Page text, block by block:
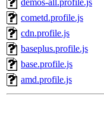
demos-all.profile.js
cometd.profile.js
cdn.profile.js
baseplus.profile.js
base.profile.js
amd.profile.js